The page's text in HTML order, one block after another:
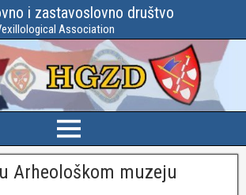
i zastavoslovno društvo
Association
Arheološkom muzeju